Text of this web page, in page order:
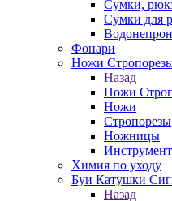
Сумки,
Сумки для
Фонари
Ножи
Назад
Ножи
Ножи
Стропорезы
Ножницы
Химия по уходу
Буи Катушки
Назад